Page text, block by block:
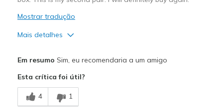
Mostrar tradução
Mais detalhes
Breathe Well
Comfortable
Em resumo Sim, eu recomendaria a um amigo
Esta crítica foi útil?
4 1